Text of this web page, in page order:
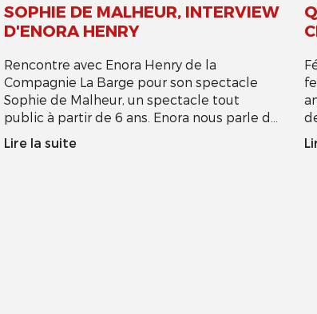
SOPHIE DE MALHEUR, INTERVIEW
D'ENORA HENRY
Rencontre avec Enora Henry de la
Compagnie La Barge pour son spectacle
Sophie de Malheur, un spectacle tout
public à partir de 6 ans. Enora nous parle de
spectacle
Lire la suite